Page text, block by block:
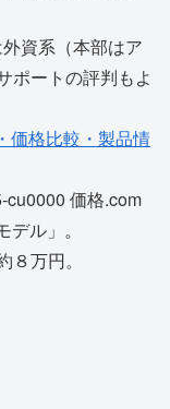
資系（本部はア
ポートの評判もよ
価格比較・製品情
価格.com
ル」。
万円。